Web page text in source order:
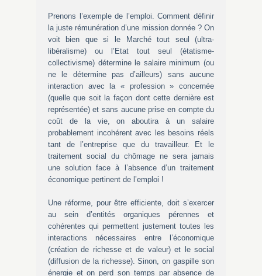
Prenons l’exemple de l’emploi. Comment définir
la juste rémunération d’une mission donnée ? On
voit bien que si le Marché tout seul (ultra-
libéralisme) ou l’Etat tout seul (étatisme-
collectivisme) détermine le salaire minimum (ou
ne le détermine pas d’ailleurs) sans aucune
interaction avec la « profession » concernée
(quelle que soit la façon dont cette dernière est
représentée) et sans aucune prise en compte du
coût de la vie, on aboutira à un salaire
probablement incohérent avec les besoins réels
tant de l’entreprise que du travailleur. Et le
traitement social du chômage ne sera jamais
une solution face à l’absence d’un traitement
économique pertinent de l’emploi !
Une réforme, pour être efficiente, doit s’exercer
au sein d’entités organiques pérennes et
cohérentes qui permettent justement toutes les
interactions nécessaires entre l’économique
(création de richesse et de valeur) et le social
(diffusion de la richesse). Sinon, on gaspille son
énergie et on perd son temps par absence de